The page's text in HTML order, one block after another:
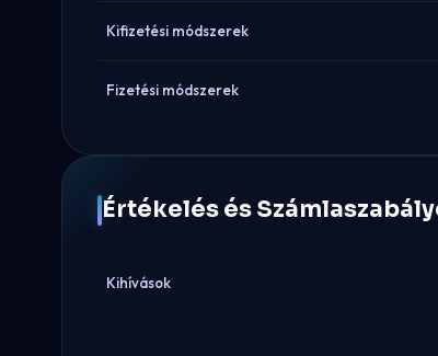
Kifizetési módszerek
Fizetési módszerek
Értékelés és
Kihívások